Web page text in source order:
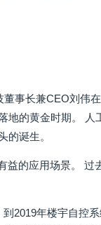
事长兼CEO刘伟
地的黄金时期。 人
的诞生。
的应用场景。 过
2019年楼宇自控